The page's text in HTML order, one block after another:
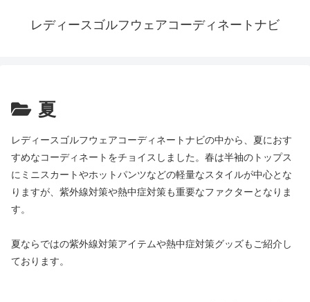
レディースゴルフウェアコーディネートナビ
夏
レディースゴルフウェアコーディネートナビの中から、夏におす
すめなコーディネートをチョイスしました。春は半袖のトップス
にミニスカートやホットパンツなどの軽量なスタイルが中心とな
りますが、紫外線対策や熱中症対策も重要なファクターとなりま
す。
夏ならではの紫外線対策アイテムや熱中症対策グッズもご紹介し
ております。